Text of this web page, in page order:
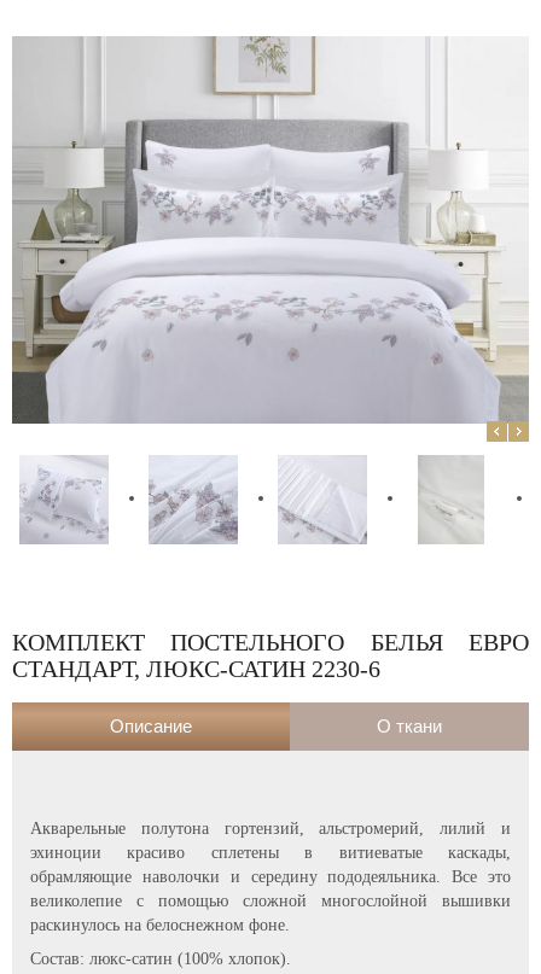
КОМПЛЕКТ ПОСТЕЛЬНОГО БЕЛЬЯ ЕВРО
СТАНДАРТ, ЛЮКС-САТИН 2230-6
Описание О ткани
Акварельные полутона гортензий, альстромерий, лилий и
эхиноции красиво сплетены в витиеватые каскады,
обрамляющие наволочки и середину пододеяльника. Все это
великолепие с помощью сложной многослойной вышивки
раскинулось на белоснежном фоне.
Состав: люкс-сатин (100% хлопок).